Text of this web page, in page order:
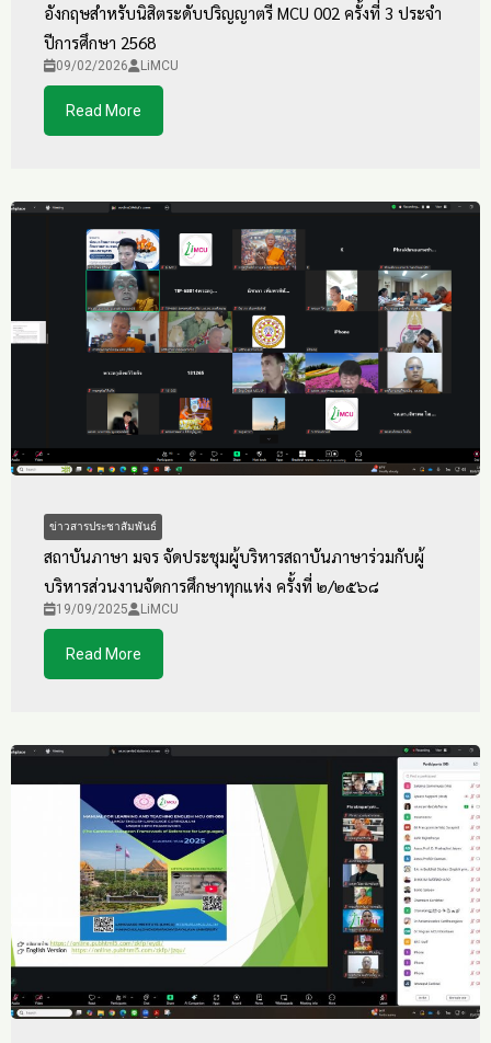
อังกฤษสำหรับนิสิตระดับปริญญาตรี MCU 002 ครั้งที่ 3 ประจำ
ปีการศึกษา 2568
09/02/2026 LiMCU
Read More
ข่าวสารประชาสัมพันธ์
สถาบันภาษา มจร จัดประชุมผู้บริหารสถาบันภาษาร่วมกับผู้
บริหารส่วนงานจัดการศึกษาทุกแห่ง ครั้งที่ ๒/๒๕๖๘
19/09/2025 LiMCU
Read More